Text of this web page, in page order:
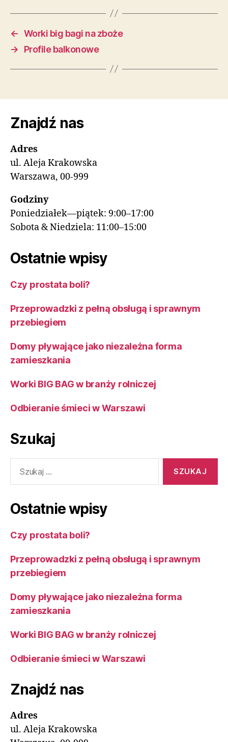
← Worki big bagi na zboże
→
Profile balkonowe
Znajdź nas
Adres
ul. Aleja Krakowska
Warszawa, 00-999
Godziny
Poniedziałek—piątek: 9:00–17:00
Sobota & Niedziela: 11:00–15:00
Ostatnie wpisy
Czy prostata boli?
Przeprowadzki z pełną obsługą i sprawnym
przebiegiem
Domy pływające jako niezależna forma
zamieszkania
Worki BIG BAG w branży rolniczej
Odbieranie śmieci w Warszawi
Szukaj
Ostatnie wpisy
Czy prostata boli?
Przeprowadzki z pełną obsługą i sprawnym
przebiegiem
Domy pływające jako niezależna forma
zamieszkania
Worki BIG BAG w branży rolniczej
Odbieranie śmieci w Warszawi
Znajdź nas
Adres
ul. Aleja Krakowska